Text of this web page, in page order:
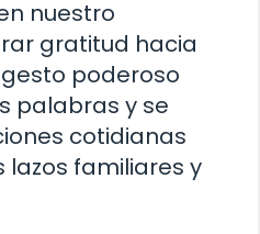
nuestro
gratitud hacia
poderoso
palabras y se
cotidianas
familiares y